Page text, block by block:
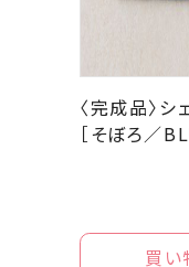
〈完成品〉
［そぼろ／
買い